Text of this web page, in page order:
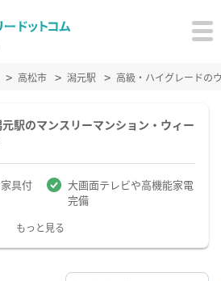
高松市 潟元駅 高級・ハイグレードの
駅のマンスリーマンション・ウィー
具付
大画面テレビや高機能家電
完備
もっと見る